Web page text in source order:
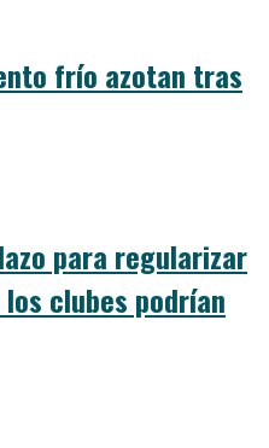
frío azotan tras
para regularizar
clubes podrían